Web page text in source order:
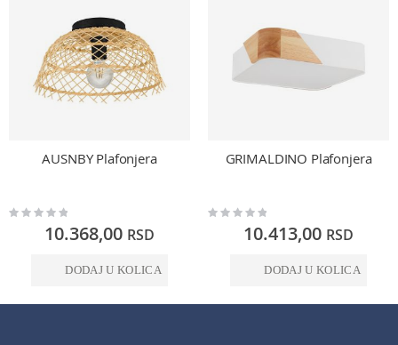
AUSNBY Plafonjera
Rating:
10.368,00 RSD
DODAJ U KOLICA
GRIMALDINO Plafonjera
Rating:
10.413,00 RSD
DODAJ U KOLICA